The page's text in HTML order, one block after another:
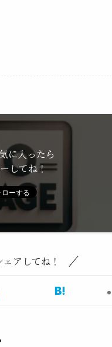
に入ったら
してね！
アしてね！